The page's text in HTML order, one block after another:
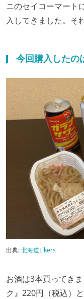
ニのセイコーマート
入してきました。そ
今回購入したの
出典:北海道Likers
お酒は3本買ってき
ク』220円（税込）